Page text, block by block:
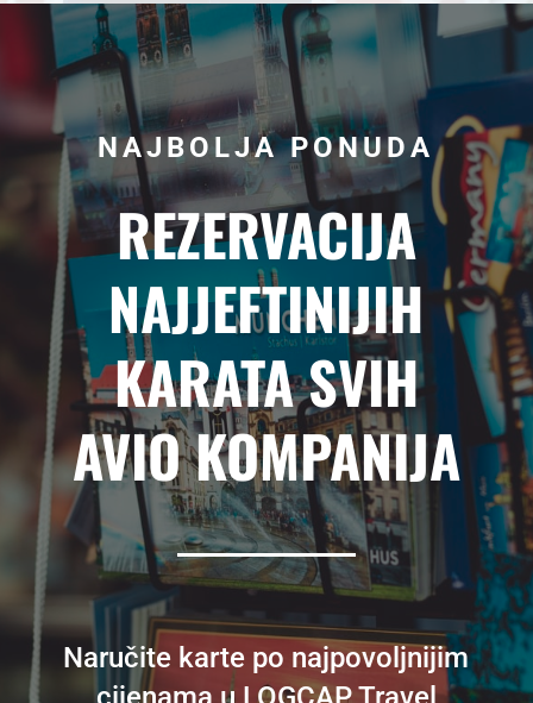
NAJBOLJA PONUDA
REZERVACIJA
NAJJEFTINIJIH
KARATA SVIH
AVIO KOMPANIJA
Naručite karte po najpovoljnijim